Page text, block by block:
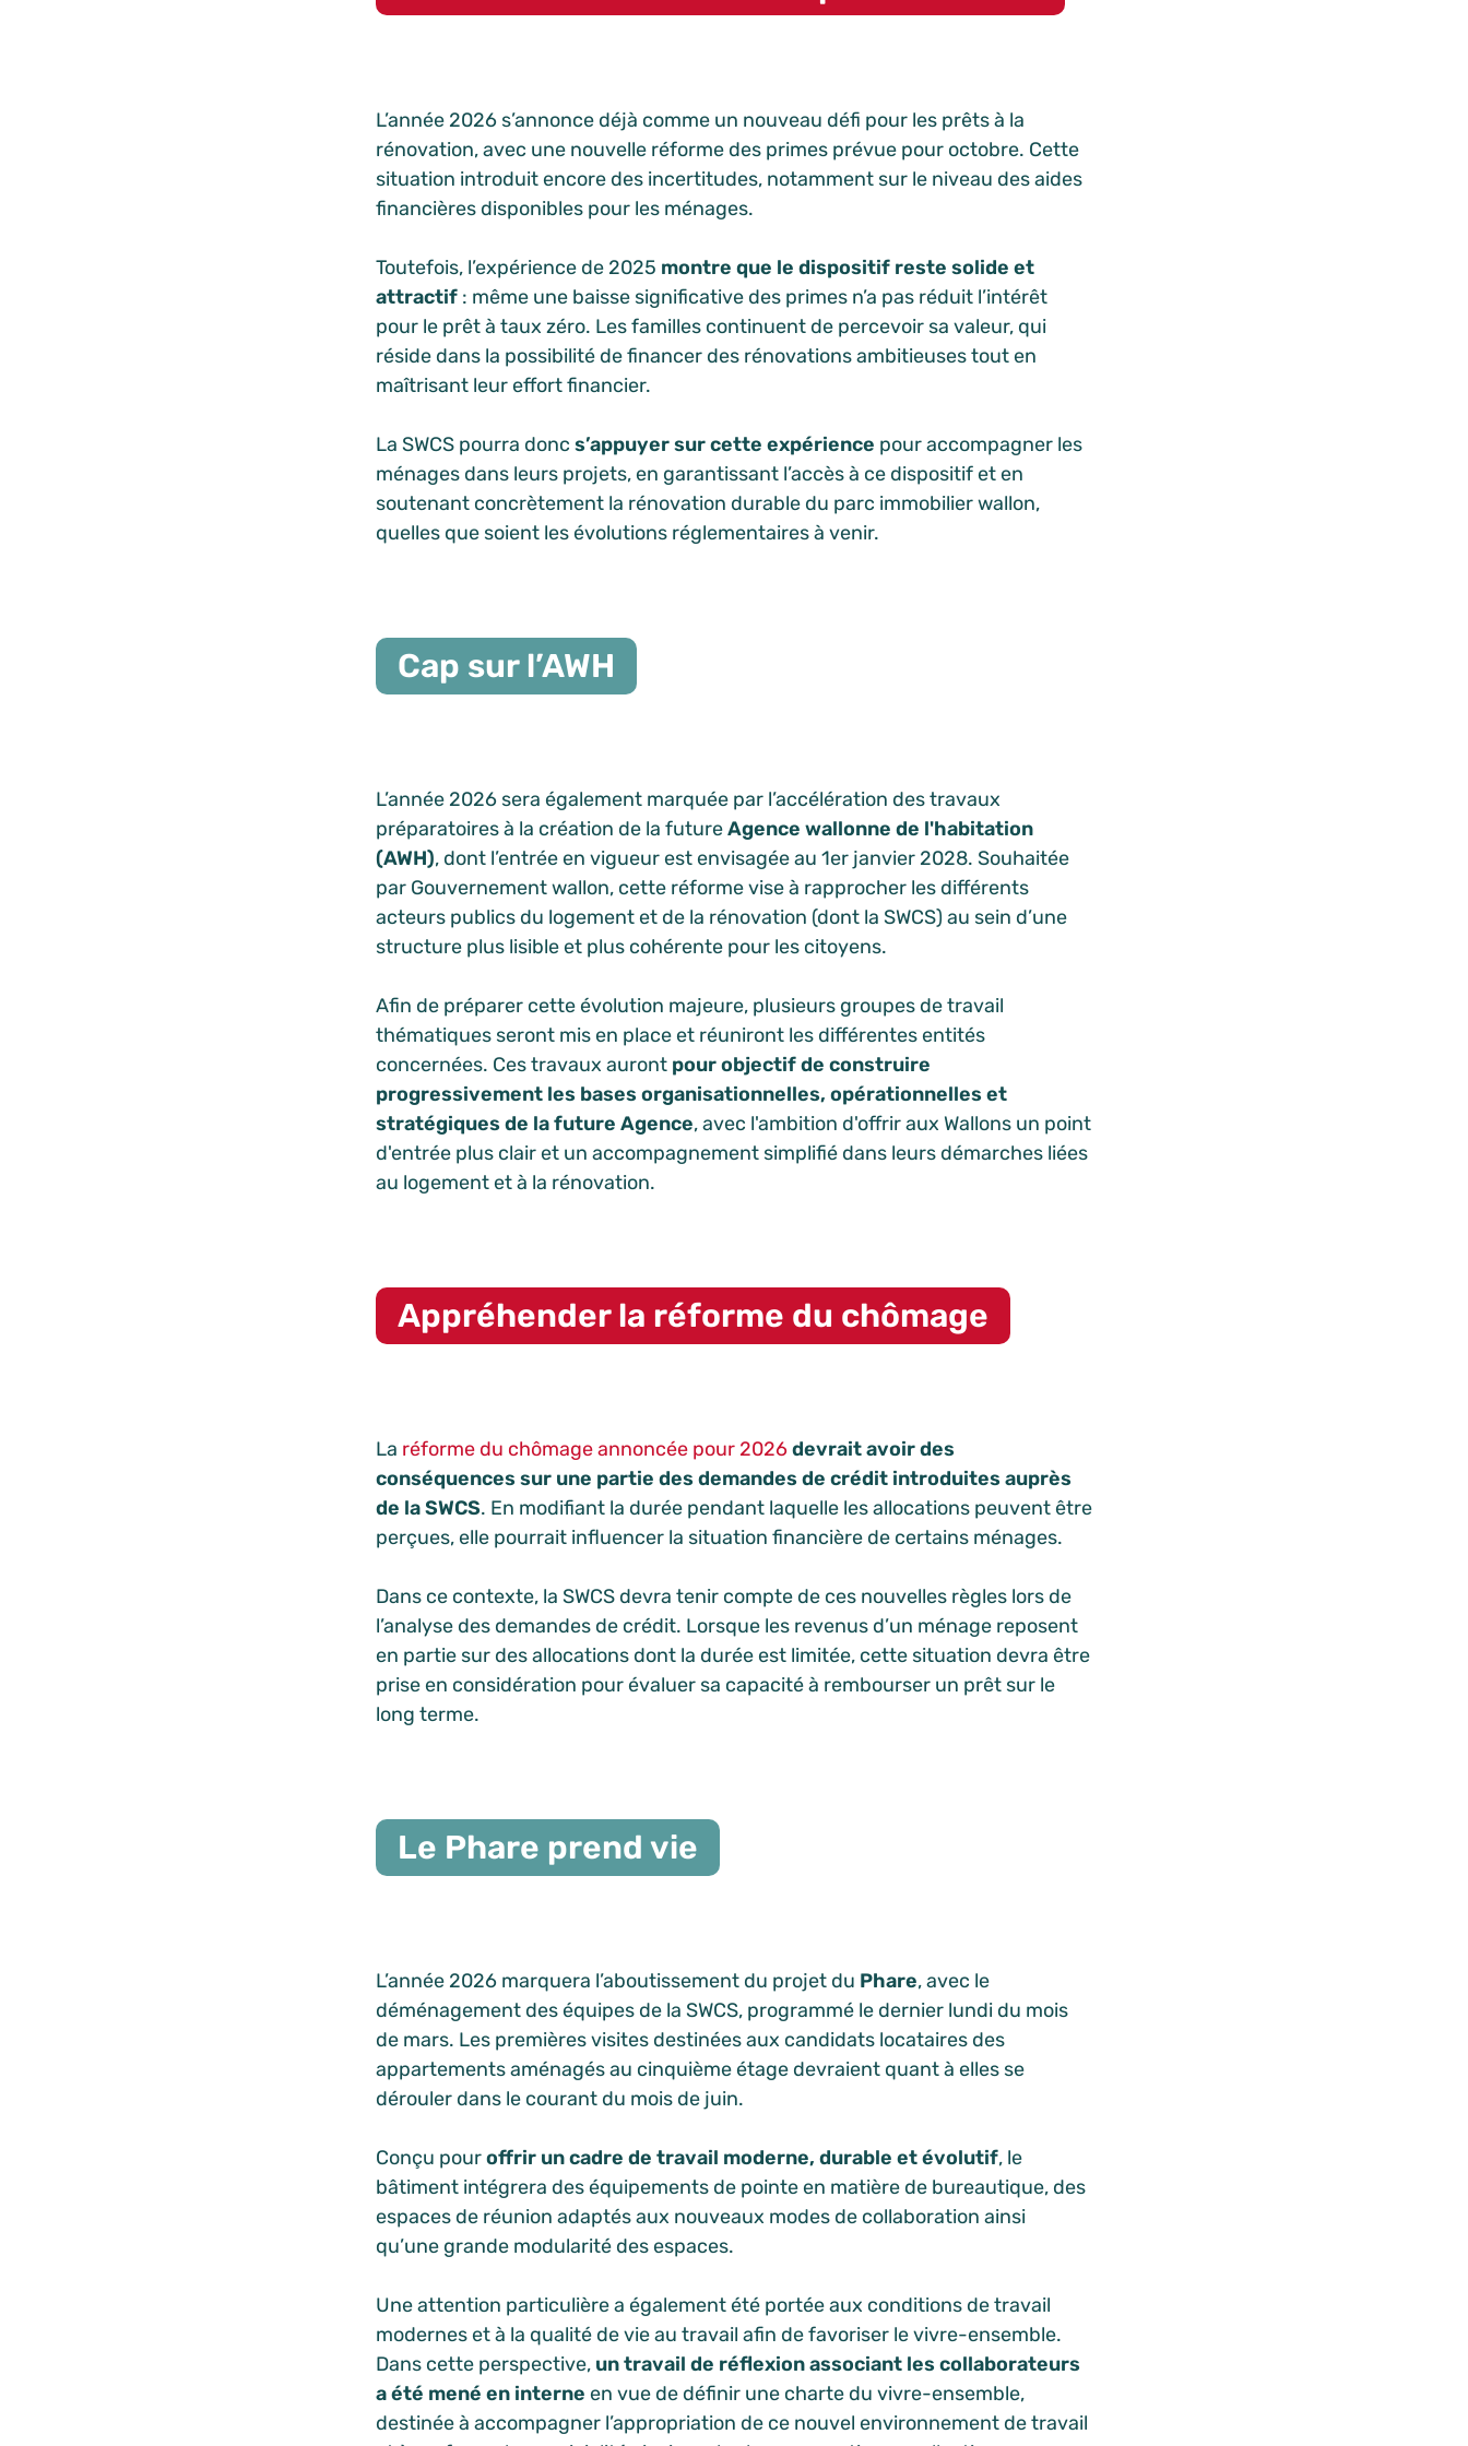
L’année 2026 s’annonce déjà comme un nouveau défi pour les prêts à la
rénovation, avec une nouvelle réforme des primes prévue pour octobre. Cette
situation introduit encore des incertitudes, notamment sur le niveau des aides
financières disponibles pour les ménages.
Toutefois, l’expérience de 2025 montre que le dispositif reste solide et
attractif: même une baisse significative des primes n’a pas réduit l’intérêt
pour le prêt à taux zéro. Les familles continuent de percevoir sa valeur, qui
réside dans la possibilité de financer des rénovations ambitieuses tout en
maîtrisant leur effort financier.
La SWCS pourra donc s’appuyer sur cette expérience pour accompagner les
ménages dans leurs projets, en garantissant l’accès à ce dispositif et en
soutenant concrètement la rénovation durable du parc immobilier wallon,
quelles que soient les évolutions réglementaires à venir.
Cap sur l’AWH
L’année 2026 sera également marquée par l’accélération des travaux
préparatoires à la création de la futureAgence wallonne de l'habitation
(AWH), dont l’entrée en vigueur est envisagée au 1er janvier 2028. Souhaitée
par Gouvernement wallon, cette réforme vise à rapprocher les différents
acteurs publics du logement et de la rénovation (dont la SWCS) au sein d’une
structure plus lisible et plus cohérente pour les citoyens.
Afin de préparer cette évolution majeure, plusieurs groupes de travail
thématiques seront mis en place et réuniront les différentes entités
concernées. Ces travaux auront pour objectif de construire
progressivement les bases organisationnelles, opérationnelles et
stratégiques de la future Agence, avec l'ambition d'offrir aux Wallons un point
d'entrée plus clair et un accompagnement simplifié dans leurs démarches liées
au logement et à la rénovation.
Appréhender la réforme du chômage
La réforme du chômage annoncée pour 2026devrait avoir des
conséquences sur une partie des demandes de crédit introduites auprès
de la SWCS. En modifiant la durée pendant laquelle les allocations peuvent être
perçues, elle pourrait influencer la situation financière de certains ménages.
Dans ce contexte, la SWCS devra tenir compte de ces nouvelles règles lors de
l’analyse des demandes de crédit. Lorsque les revenus d’un ménage reposent
en partie sur des allocations dont la durée est limitée, cette situation devra être
prise en considération pour évaluer sa capacité à rembourser un prêt sur le
long terme.
Le Phare prend vie
L’année 2026 marquera l’aboutissement du projet du Phare, avec le
déménagement des équipes de la SWCS, programmé le dernier lundi du mois
de mars. Les premières visites destinées aux candidats locataires des
appartements aménagés au cinquième étage devraient quant à elles se
dérouler dans le courant du mois de juin.
Conçu pouroffrir un cadre de travail moderne, durable et évolutif, le
bâtiment intégrera des équipements de pointe en matière de bureautique, des
espaces de réunion adaptés aux nouveaux modes de collaboration ainsi
qu’une grande modularité des espaces.
Une attention particulière a également été portée aux conditions de travail
modernes et à la qualité de vie au travail afin de favoriser le vivre-ensemble.
Dans cette perspective, un travail de réflexion associant les collaborateurs
a été mené en interne en vue de définir une charte du vivre-ensemble,
destinée à accompagner l’appropriation de ce nouvel environnement de travail